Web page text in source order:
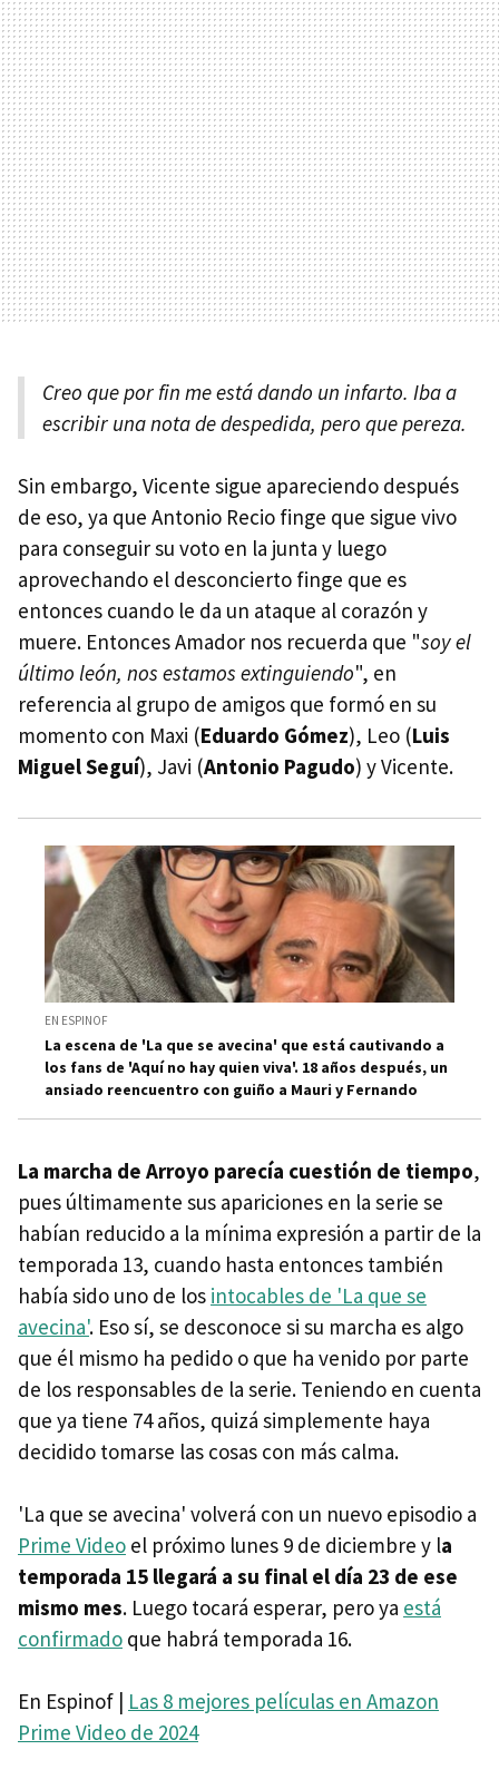
Creo que por fin me está dando un infarto. Iba a
escribir una nota de despedida, pero que pereza.
Sin embargo, Vicente sigue apareciendo después
de eso, ya que Antonio Recio finge que sigue vivo
para conseguir su voto en la junta y luego
aprovechando el desconcierto finge que es
entonces cuando le da un ataque al corazón y
muere. Entonces Amador nos recuerda que "soy el
último león, nos estamos extinguiendo", en
referencia al grupo de amigos que formó en su
momento con Maxi (Eduardo Gómez), Leo (Luis
Miguel Seguí), Javi (Antonio Pagudo) y Vicente.
EN ESPINOF
La escena de 'La que se avecina' que está cautivando a
los fans de 'Aquí no hay quien viva'. 18 años después, un
ansiado reencuentro con guiño a Mauri y Fernando
La marcha de Arroyo parecía cuestión de tiempo,
pues últimamente sus apariciones en la serie se
habían reducido a la mínima expresión a partir de la
temporada 13, cuando hasta entonces también
había sido uno de los intocables de 'La que se
avecina'. Eso sí, se desconoce si su marcha es algo
que él mismo ha pedido o que ha venido por parte
de los responsables de la serie. Teniendo en cuenta
que ya tiene 74 años, quizá simplemente haya
decidido tomarse las cosas con más calma.
'La que se avecina' volverá con un nuevo episodio a
Prime Video el próximo lunes 9 de diciembre y la
temporada 15 llegará a su final el día 23 de ese
mismo mes. Luego tocará esperar, pero ya está
confirmado que habrá temporada 16.
En Espinof | Las 8 mejores películas en Amazon
Prime Video de 2024